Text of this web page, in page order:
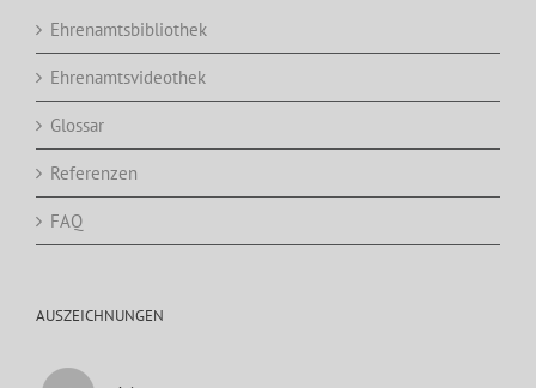
Ehrenamtsbibliothek
Ehrenamtsvideothek
Glossar
Referenzen
FAQ
AUSZEICHNUNGEN